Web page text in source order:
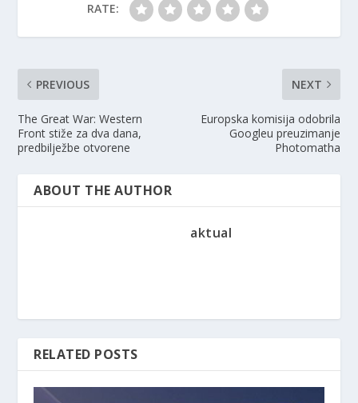
RATE:
PREVIOUS
The Great War: Western
Front stiže za dva dana,
predbilježbe otvorene
NEXT
Europska komisija odobrila
Googleu preuzimanje
Photomatha
ABOUT THE AUTHOR
aktual
RELATED POSTS